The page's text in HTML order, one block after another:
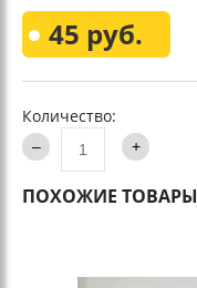
45 руб.
Количество:
ПОХОЖИЕ ТОВАРЫ